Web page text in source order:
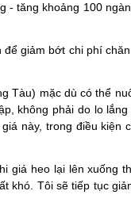
- tăng khoảng 100
giảm bớt chi phí
Tàu) mặc dù có thể
không phải do lo lắng
này, trong điều kiện
giá heo lại lên xuống
khó. Tôi sẽ tiếp tục